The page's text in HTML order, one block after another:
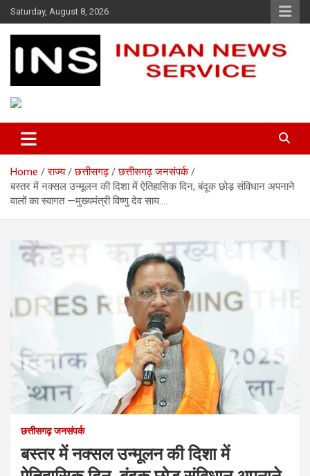
Skip
to
content
Saturday, August 8, 2026
Indian News Service
Home राज्य छत्तीसगढ़
छत्तीसगढ़ जनसंपर्क
बस्तर में नक्सल उन्मूलन की दिशा में ऐतिहासिक दिन, बंदूक छोड़ संविधान अपनाने
वालों का स्वागत —मुख्यमंत्री विष्णु देव साय….
छत्तीसगढ़ जनसंपर्क
बस्तर में नक्सल उन्मूलन की दिशा में